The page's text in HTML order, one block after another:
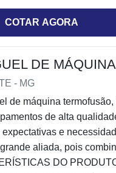
nacional para
experientes e
e inovadoras, suprindo
de alto
soldas de 20mm à
com uma equipe
ser um investimento
procurem pela locação
locação de máquina de
equipamentos de alta
para a utilização
do
deve atentar-se às
COTAR AGORA
DE
- MG
de máquina
de alta
e
aliada, pois
DO